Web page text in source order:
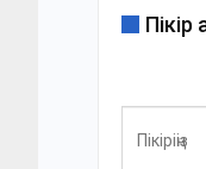
Пікір